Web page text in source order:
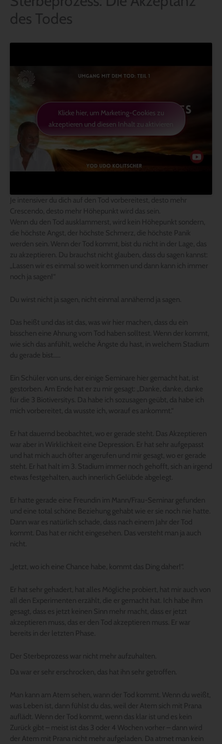
des Todes
Klicke hier, um Marketing-Cookies zu
akzeptieren und diesen Inhalt zu aktivieren
Je intensiver du dich auf den Tod vorbereitest, desto mehr
Crescendo, desto mehr Höhepunkt wird das sein.
Wenn du den Tod ausklammerst, wird kein Höhepunkt sondern,
die höchste Angst, der höchste Schmerz, die höchste Panik
werden sein. Wenn der Tod kommt, bist du nicht in der Lage, das
zu akzeptieren. Du brauchst nicht glauben, dass du sagen kannst:
„Lassen wir es einmal so weit kommen und dann kann ich immer
noch ja sagen!“
Du wirst nicht ja sagen, nicht einmal annähernd ja sagen.
Das heißt und das ist das, was wir hier machen, dass du ein
bisschen eine Ahnung vom Tod haben solltest. Wenn der kommt,
wie sich das anfühlt, welche Ängste du hast, in welchem Stadium
du gerade bist…..
Ein Schüler von uns, der einige Seminare hier gemacht hat, ist
gestorben. Am Ende hat er zu mir gesagt: „Danke, danke, danke
für die 3 Biotiversitys. Da habe ich sozusagen geübt, da habe ich
mich vorbereitet, da wusste ich, worauf es ankommt.“
Er hat dauernd beobachtet, wo er gerade steht. Das Akzeptieren
war aber in Wirklichkeit eine Depression. Er hat sehr aufgepasst
und hat mich auch öfter angerufen und mir gesagt, wo er gerade
steht. Er hat halt im 3. Stadium immer noch gehofft, sich an irgend
etwas festgehalten, auch innerlich Gelübde abgelegt.
Er hatte gerade eine Freundin im Mann/Frau-Seminar gefunden
und eine total schöne Beziehung gehabt wie er sie noch nie hatte.
Dann war es natürlich schade, dass nach einem Jahr der Tod
kommt. Das hat er nicht eingesehen. Das versteht man ja auch
nicht.
„Jetzt, wo ich eine Chance habe, kommt das Ding daher!“.
Er hat sehr gehadert, hat alles Mögliche probiert, hat mir auch von
all den Experimenten erzählt, die er gemacht hat. Ich habe ihm
gesagt, dass es jetzt keinen Sinn mehr macht, dass er jetzt
akzeptieren muss, das er den Tod akzeptieren muss. Er war
bereits in der letzten Phase.
Der Sterbeprozess war nicht mehr aufzuhalten.
Da war er sehr erschrocken, das hat ihn sehr getroffen.
Man kann am Atem sehen, wann der Tod kommt. Wenn du weißt,
was Leben ist, dann fühlst du das, weil der Atem sich mit Prana
auflädt. Wenn der Tod kommt, wenn das klar ist und es kein
Zurück gibt – meist ist das 3 oder 4 Wochen vorher – dann wird
der Atem mit Prana nicht mehr aufgeladen. Da atmet man kein